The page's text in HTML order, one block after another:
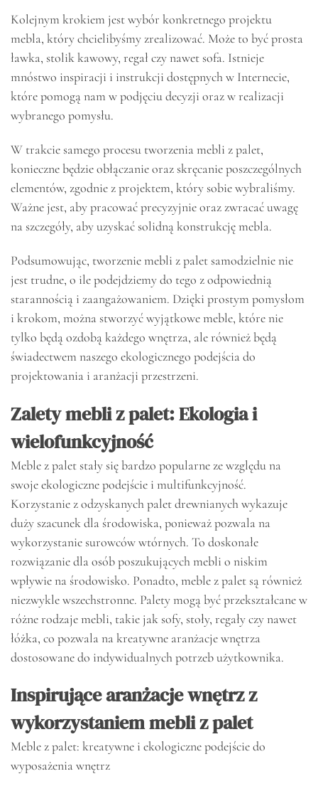
Kolejnym krokiem jest wybór konkretnego projektu
mebla, który chcielibyśmy zrealizować. Może to być prosta
ławka, stolik kawowy, regał czy nawet sofa. Istnieje
mnóstwo inspiracji i instrukcji dostępnych w Internecie,
które pomogą nam w podjęciu decyzji oraz w realizacji
wybranego pomysłu.
W trakcie samego procesu tworzenia mebli z palet,
konieczne będzie obłączanie oraz skręcanie poszczególnych
elementów, zgodnie z projektem, który sobie wybraliśmy.
Ważne jest, aby pracować precyzyjnie oraz zwracać uwagę
na szczegóły, aby uzyskać solidną konstrukcję mebla.
Podsumowując, tworzenie mebli z palet samodzielnie nie
jest trudne, o ile podejdziemy do tego z odpowiednią
starannością i zaangażowaniem. Dzięki prostym pomysłom
i krokom, można stworzyć wyjątkowe meble, które nie
tylko będą ozdobą każdego wnętrza, ale również będą
świadectwem naszego ekologicznego podejścia do
projektowania i aranżacji przestrzeni.
Zalety mebli z palet: Ekologia i
wielofunkcyjność
Meble z palet stały się bardzo popularne ze względu na
swoje ekologiczne podejście i multifunkcyjność.
Korzystanie z odzyskanych palet drewnianych wykazuje
duży szacunek dla środowiska, ponieważ pozwala na
wykorzystanie surowców wtórnych. To doskonałe
rozwiązanie dla osób poszukujących mebli o niskim
wpływie na środowisko. Ponadto, meble z palet są również
niezwykle wszechstronne. Palety mogą być przekształcane w
różne rodzaje mebli, takie jak sofy, stoły, regały czy nawet
łóżka, co pozwala na kreatywne aranżacje wnętrza
dostosowane do indywidualnych potrzeb użytkownika.
Inspirujące aranżacje wnętrz z
wykorzystaniem mebli z palet
Meble z palet: kreatywne i ekologiczne podejście do
wyposażenia wnętrz